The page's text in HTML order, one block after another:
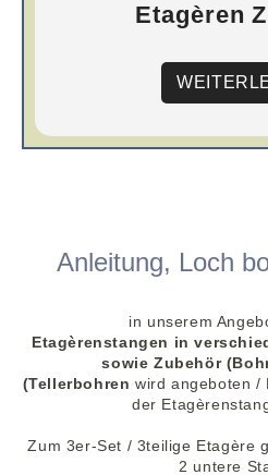
Etagèren
Anleitung, Loch
in unserem
Etagèrenstangen in
sowie Zubehör
(Tellerbohren wird angeboten /
der
Zum 3er-Set / 3teilige Etagère
2 untere